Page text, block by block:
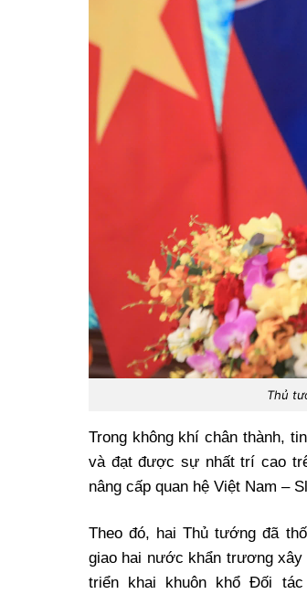
Thủ
Trong không khí chân thành,
và đạt được sự nhất trí cao
nâng cấp quan hệ Việt Nam –
Theo đó, hai Thủ tướng đã
giao hai nước khẩn trương xây
triển khai khuôn khổ Đối